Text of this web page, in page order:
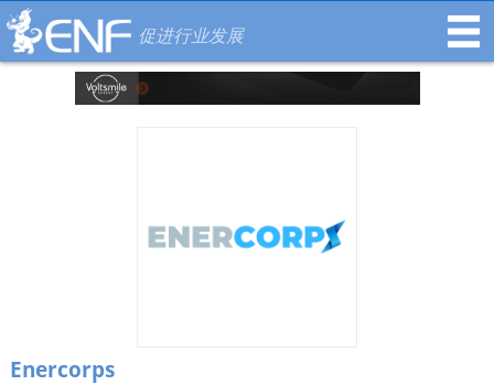
促进行业发展
Enercorps